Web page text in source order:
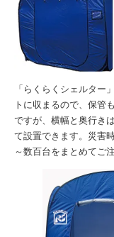
「らくらくシェルター
トに収まるので、保管
ですが、横幅と奥行き
て設置できます。災害
～数百台をまとめてご